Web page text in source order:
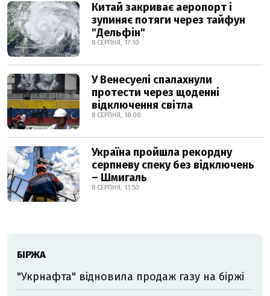
Китай закриває аеропорт і
зупиняє потяги через тайфун
"Дельфін"
8 СЕРПНЯ, 17:10
У Венесуелі спалахнули
протести через щоденні
відключення світла
8 СЕРПНЯ, 18:00
Україна пройшла рекордну
серпневу спеку без відключень
– Шмигаль
8 СЕРПНЯ, 11:50
БІРЖА
"Укрнафта" відновила продаж газу на біржі